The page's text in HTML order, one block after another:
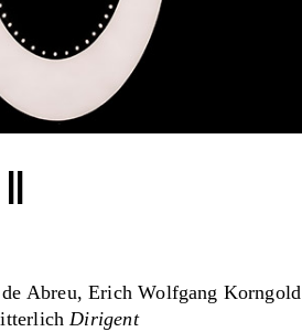
II
Abreu, Erich Wolfgang
Dirigent